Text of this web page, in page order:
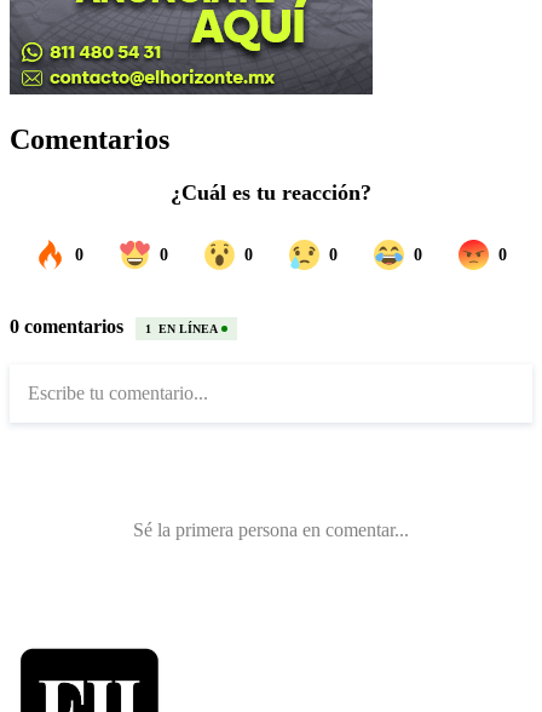
Comentarios